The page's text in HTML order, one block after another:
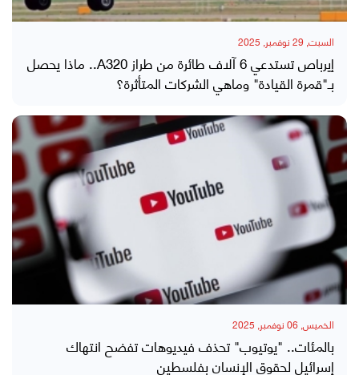
السبت, 29 نوفمبر, 2025
إيرباص تستدعي 6 آلاف طائرة من طراز A320.. ماذا يحصل
بـ"قمرة القيادة" وماهي الشركات المتأثرة؟
الخميس, 06 نوفمبر, 2025
بالمئات.. "يوتيوب" تحذف فيديوهات تفضح انتهاك
إسرائيل لحقوق الإنسان بفلسطين